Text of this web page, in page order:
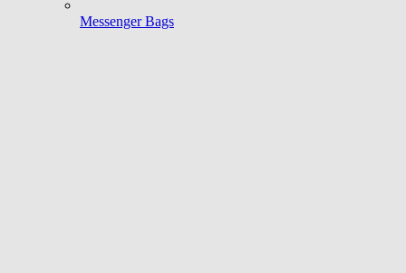
Messenger Bags